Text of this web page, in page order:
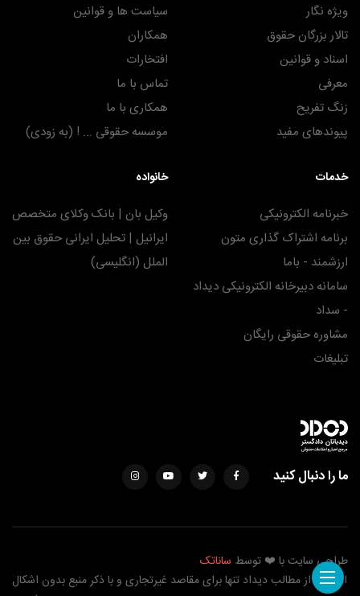
ویژه نگار
تالار بزرگان حقوق
اسناد و قوانین
معرفی
زنگ تفریح
پیوندهای مفید
سیاست ها و قوانین
همکاران
افتخارات
تماس با ما
همکاری با ما
موسسه حقوقی ... ! (به زودی)
خدمات
خبرنامه الکترونیکی
برنامه اشتراک گذاری متون
ارزشمند - باما
سامانه دبیرخانه الکترونیکی دیداد
- سداد
مشاوره حقوقی رایگان
تبلیغات
خانواده
وکیل بان | بانک وکلای متخصص
ایرانیل | تحلیل ایرانی حقوق بین
الملل (انگلیسی)
ما را دنبال کنید
طراحی سایت با ❤️ توسط ساناتک
استفاده از مطالب دیداد تنها برای مقاصد غیرتجاری و با ذکر منبع بدون اشکال